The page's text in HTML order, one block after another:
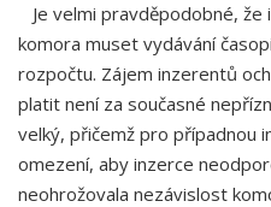
Je velmi pravděpodobné, že
komora muset vydávání
rozpočtu. Zájem inzerentů
platit není za současné
velký, přičemž pro případnou
omezení, aby inzerce
neohrožovala nezávislost